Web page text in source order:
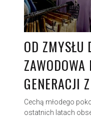
OD ZMYSŁU
ZAWODOWA
GENERACJI Z
Cechą młodego
ostatnich latach